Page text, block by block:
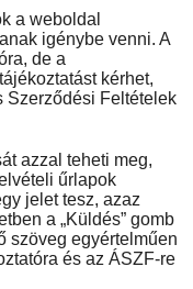
a weboldal
igénybe venni. A
de a
kérhet,
Szerződési Feltételek
azzal teheti meg,
űrlapok
jelet tesz, azaz
a „Küldés” gomb
szöveg egyértelműen
és az ÁSZF-re